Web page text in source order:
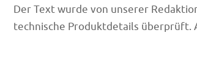
Der Text wurde von unserer
technische Produktdetails überprüft.